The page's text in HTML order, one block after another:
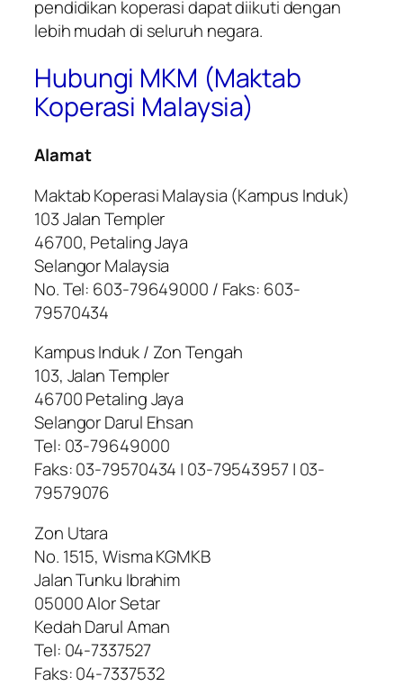
pendidikan koperasi dapat diikuti dengan
lebih mudah di seluruh negara.
Hubungi MKM (Maktab
Koperasi Malaysia)
Alamat
Maktab Koperasi Malaysia (Kampus Induk)
103 Jalan Templer
46700, Petaling Jaya
Selangor Malaysia
No. Tel: 603-79649000 / Faks: 603-
79570434
Kampus Induk / Zon Tengah
103, Jalan Templer
46700 Petaling Jaya
Selangor Darul Ehsan
Tel: 03-79649000
Faks: 03-79570434 | 03-79543957 | 03-
79579076
Zon Utara
No. 1515, Wisma KGMKB
Jalan Tunku Ibrahim
05000 Alor Setar
Kedah Darul Aman
Tel: 04-7337527
Faks: 04-7337532